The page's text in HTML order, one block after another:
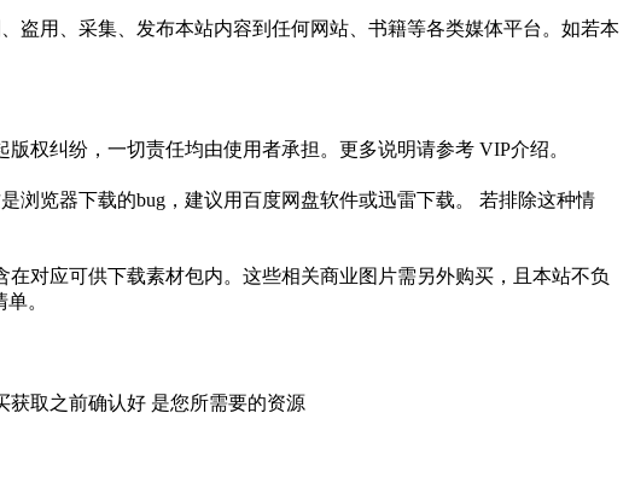
盗用、采集、发布本站内容到任何网站、书籍等各类媒体平台。如若本
权纠纷，一切责任均由使用者承担。更多说明请参考 VIP介绍。
浏览器下载的bug，建议用百度网盘软件或迅雷下载。 若排除这种情
对应可供下载素材包内。这些相关商业图片需另外购买，且本站不负
。
获取之前确认好 是您所需要的资源